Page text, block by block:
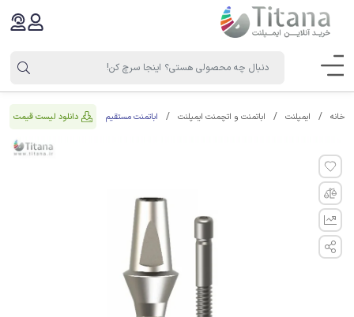
خانه ایمپلنت اباتمنت و اتچمنت ایمپلنت اباتمنت مستقیم دانلود لیست قیمت